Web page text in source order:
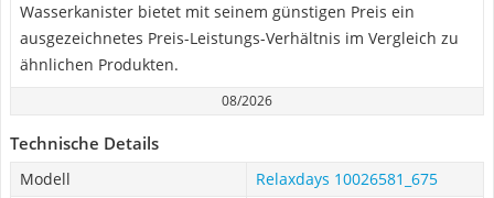
Wasserkanister bietet mit seinem günstigen Preis ein
ausgezeichnetes Preis-Leistungs-Verhältnis im Vergleich zu
ähnlichen Produkten.
08/2026
Technische Details
Modell Relaxdays 10026581_675